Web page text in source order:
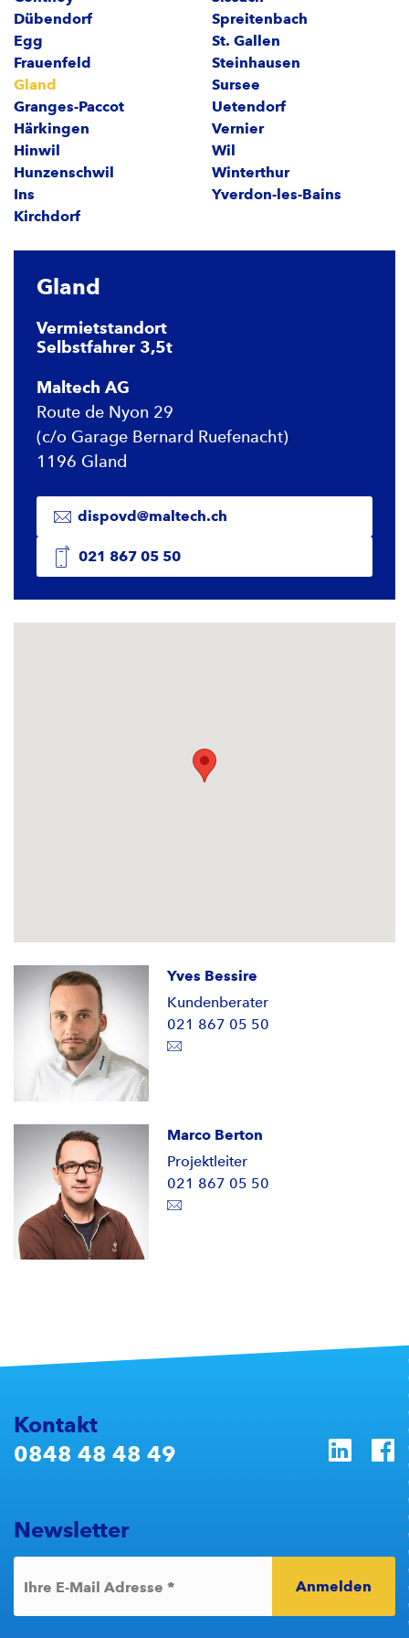
Dübendorf
Egg
Frauenfeld
Gland
Granges-Paccot
Härkingen
Hinwil
Hunzenschwil
Ins
Kirchdorf
Spreitenbach
St. Gallen
Steinhausen
Sursee
Uetendorf
Vernier
Wil
Winterthur
Yverdon-les-Bains
Gland
Vermietstandort
Selbstfahrer 3,5t
Maltech AG
Route de Nyon 29
(c/o Garage Bernard Ruefenacht)
1196 Gland
dispovd@maltech.ch
021 867 05 50
Yves Bessire
Kundenberater
021 867 05 50
Marco Berton
Projektleiter
021 867 05 50
Kontakt
0848 48 48 49
Newsletter
Ihre E-Mail Adresse * Anmelden